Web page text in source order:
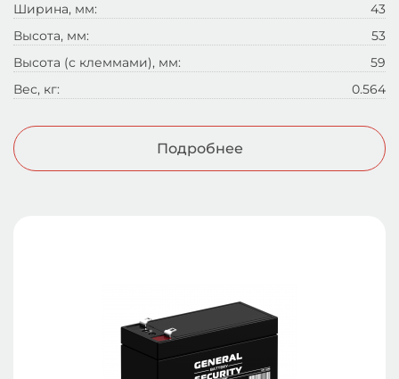
Ширина, мм:
43
Высота, мм:
53
Высота (с клеммами), мм:
59
Вес, кг:
0.564
Подробнее